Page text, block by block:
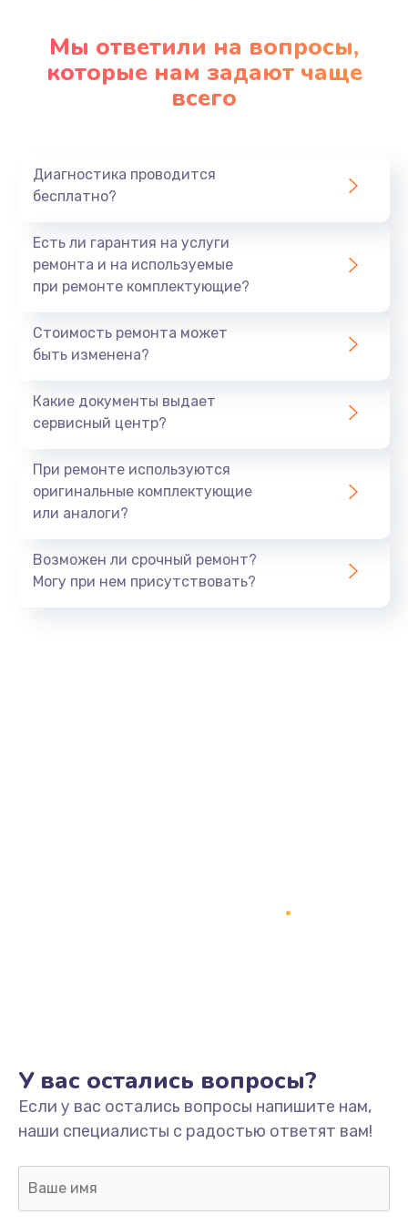
Заказать
Ремонт подсветки
Заказать
930 руб.
Заказать
Восстановление данных
Заказать
1060 руб.
995 руб.
Заказать
Замена шлейфа матрицы
Мы ответили на вопросы,
которые нам задают чаще
всего
Диагностика проводится
бесплатно?
Есть ли гарантия на услуги
ремонта и на используемые
при ремонте комплектующие?
Стоимость ремонта может
быть изменена?
Какие документы выдает
сервисный центр?
При ремонте используются
оригинальные комплектующие
или аналоги?
Возможен ли срочный ремонт?
Могу при нем присутствовать?
У вас остались вопросы?
Если у вас остались вопросы напишите нам,
наши специалисты с радостью ответят вам!